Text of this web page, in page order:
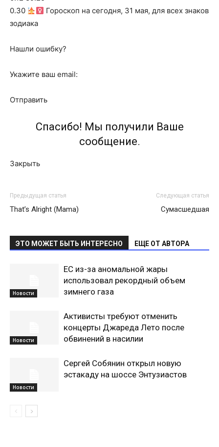
0.30
Гороскоп на сегодня, 31 мая, для всех знаков
зодиака
Нашли ошибку?
Укажите ваш email:
Отправить
Спасибо! Мы получили Ваше
сообщение.
Закрыть
Предыдущая статья
That’s Alright (Mama)
Следующая статья
Сумасшедшая
ЭТО МОЖЕТ БЫТЬ ИНТЕРЕСНО ЕЩЕ ОТ АВТОРА
Новости
ЕС из-за аномальной жары
использовал рекордный объем
зимнего газа
Новости
Активисты требуют отменить
концерты Джареда Лето после
обвинений в насилии
Новости
Сергей Собянин открыл новую
эстакаду на шоссе Энтузиастов